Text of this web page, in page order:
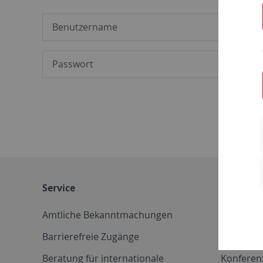
Service
Amtliche Bekanntmachungen
Barrierefreie Zugänge
Beratung für internationale